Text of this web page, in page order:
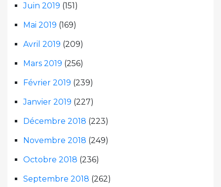
Juin 2019 (151)
Mai 2019 (169)
Avril 2019 (209)
Mars 2019 (256)
Février 2019 (239)
Janvier 2019 (227)
Décembre 2018 (223)
Novembre 2018 (249)
Octobre 2018 (236)
Septembre 2018 (262)